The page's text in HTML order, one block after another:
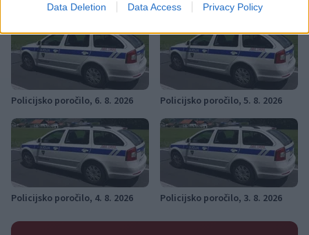
Data Deletion Data Access Privacy Policy
Policijsko poročilo, 6. 8. 2026 Policijsko poročilo, 5. 8. 2026
Policijsko poročilo, 4. 8. 2026 Policijsko poročilo, 3. 8. 2026